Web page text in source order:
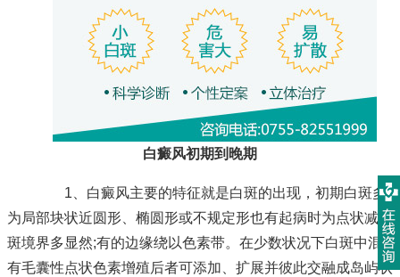
白癜风初期到晚期
1、白癜风主要的特征就是白斑的出现，初期白斑多
为局部块状近圆形、椭圆形或不规定形也有起病时为点状减色
斑境界多显然;有的边缘绕以色素带。在少数状况下白斑中混
有毛囊性点状色素增殖后者可添加、扩展并彼此交融成岛屿状